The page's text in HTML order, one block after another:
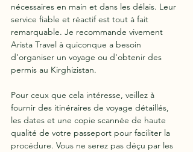
nécessaires en main et dans les délais. Leur
service fiable et réactif est tout à fait
remarquable. Je recommande vivement
Arista Travel à quiconque a besoin
d'organiser un voyage ou d'obtenir des
permis au Kirghizistan.
Pour ceux que cela intéresse, veillez à
fournir des itinéraires de voyage détaillés,
les dates et une copie scannée de haute
qualité de votre passeport pour faciliter la
procédure. Vous ne serez pas déçu par les